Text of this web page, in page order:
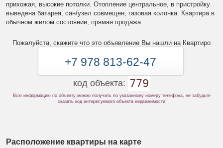
прихожая, высокие потолки. Отопление центральное, в пристройку
выведена батарея, сан/узел совмещен, газовая колонка. Квартира в
обычном жилом состоянии, прямая продажа.
Пожалуйста, скажите что это объявление Вы нашли на Квартиро
+7 978 813-62-47
код объекта: 779
Всю информацию по объекту можно получить по указанному номеру телефона, не забудьте
сказать код интересуемого объекта недвижимости
Расположение квартиры на карте